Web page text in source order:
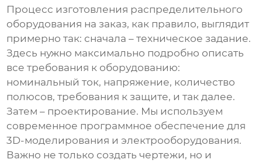
Процесс изготовления распределительного
оборудования на заказ, как правило, выглядит
примерно так: сначала – техническое задание.
Здесь нужно максимально подробно описать
все требования к оборудованию:
номинальный ток, напряжение, количество
полюсов, требования к защите, и так далее.
Затем – проектирование. Мы используем
современное программное обеспечение для
3D-моделирования и электрооборудования.
Важно не только создать чертежи, но и